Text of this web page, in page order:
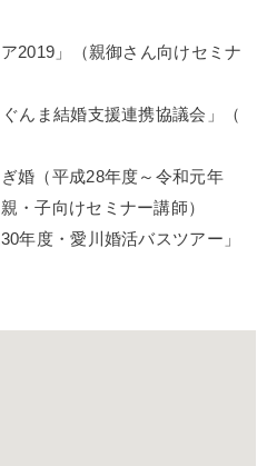
2019」（親御さん向けセミナ
んま結婚支援連携協議会」（
婚（平成28年度～令和元年
・子向けセミナー講師）
年度・愛川婚活バスツアー」